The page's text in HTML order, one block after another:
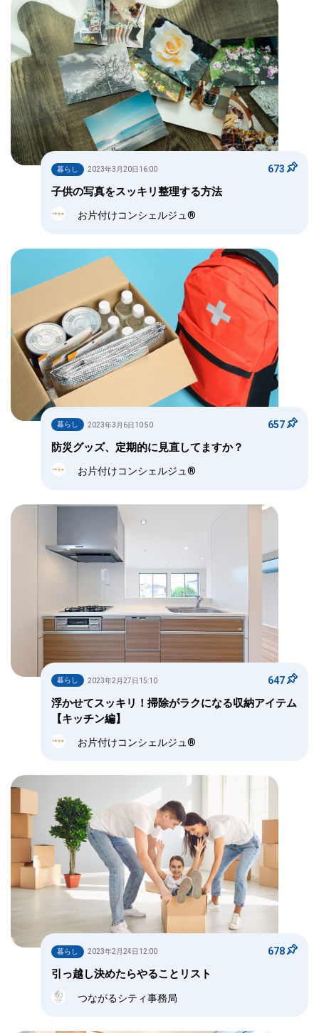
暮らし 2023年3月20日16:00 673
子供の写真をスッキリ整理する方法
お片付けコンシェルジュ®
暮らし 2023年3月6日10:50 657
防災グッズ、定期的に見直してますか？
お片付けコンシェルジュ®
暮らし 2023年2月27日15:10 647
浮かせてスッキリ！掃除がラクになる収納アイテム
【キッチン編】
お片付けコンシェルジュ®
暮らし 2023年2月24日12:00 678
引っ越し決めたらやることリスト
つながるシティ事務局